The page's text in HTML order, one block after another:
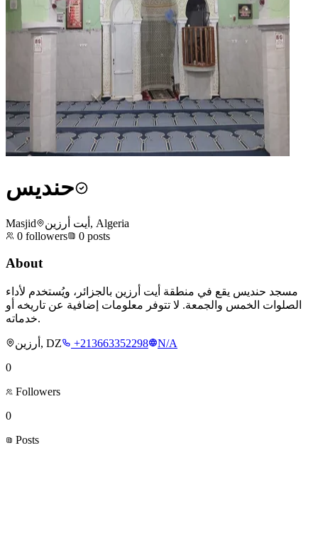
حنديس
Masjid
أيت أرزين, Algeria
0 followers 0 posts
About
مسجد حنديس يقع في منطقة أيت أرزين بالجزائر، ويُستخدم لأداء
الصلوات الخمس والجمعة. لا تتوفر معلومات إضافية عن تاريخه أو
خدماته.
أرزين, DZ +213663352298
N/A
0
Followers
0
Posts